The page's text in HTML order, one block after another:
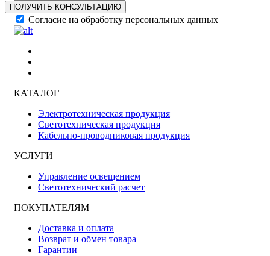
ПОЛУЧИТЬ КОНСУЛЬТАЦИЮ
Согласие на обработку персональных данных
КАТАЛОГ
Электротехническая продукция
Светотехническая продукция
Кабельно-проводниковая продукция
УСЛУГИ
Управление освещением
Светотехнический расчет
ПОКУПАТЕЛЯМ
Доставка и оплата
Возврат и обмен товара
Гарантии